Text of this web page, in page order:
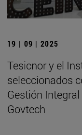
19 | 09 | 2025
Tesicnor y el
seleccionados
Gestión
Govtech